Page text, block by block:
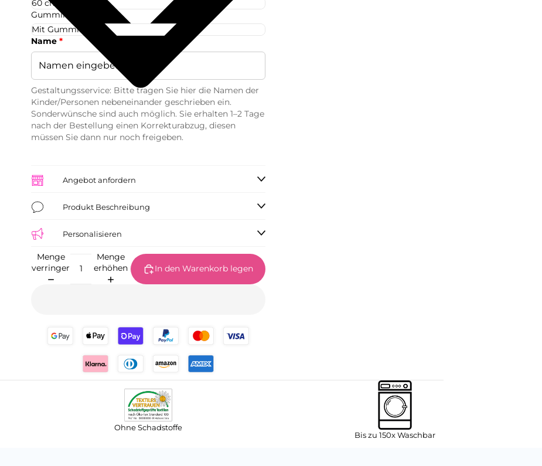
Gummirand
Name *
Gestaltungsservice: Bitte tragen Sie hier die Namen der
Kinder/Personen nebeneinander geschrieben ein.
Sonderwünsche sind auch möglich. Sie erhalten 1–2 Tage
nach der Bestellung einen Korrekturabzug, diesen
müssen Sie dann nur noch freigeben.
Angebot anfordern
Produkt Beschreibung
Personalisieren
Menge
verringern
Menge
erhöhen
In den Warenkorb legen
Ohne Schadstoffe
Bis zu 150x Waschbar